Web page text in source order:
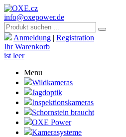
info@oxepower.de
Anmeldung | Registration
Ihr Warenkorb
ist leer
Menu
Wildkameras
Jagdoptik
Inspektionskameras
Schornstein braucht
OXE Power
Kamerasysteme